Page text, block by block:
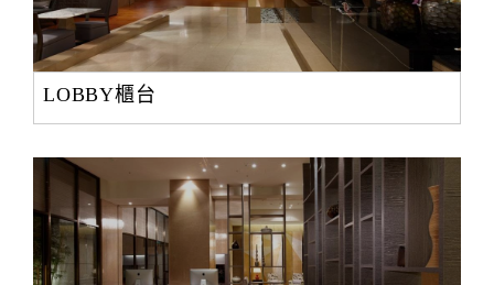
收
據
合
店
LOBBY櫃台